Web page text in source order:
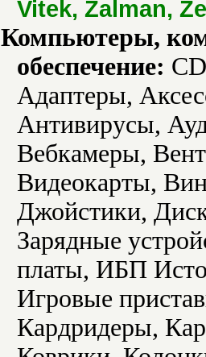
Vitek, Zalman,
Компьютеры,
обеспечение:
Адаптеры,
Антивирусы,
Вебкамеры,
Видеокарты,
Джойстики,
Зарядные
платы, ИБП
Игровые
Кардридеры,